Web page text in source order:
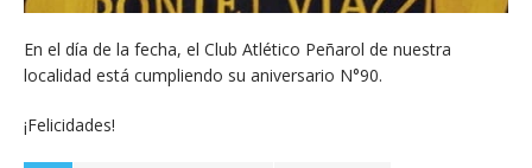
En el día de la fecha, el Club Atlético Peñarol de nuestra
localidad está cumpliendo su aniversario N°90.
¡Felicidades!